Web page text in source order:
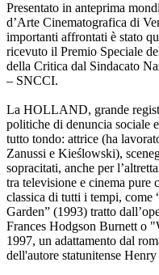
Presentato in anteprima
d’Arte Cinematografica di
importanti affrontati è stato
ricevuto il Premio Speciale
della Critica dal Sindacato
– SNCCI.
La HOLLAND, grande
politiche di denuncia sociale
tutto tondo: attrice (ha
Zanussi e Kieślowski),
sopracitati, anche per
tra televisione e cinema pure
classica di tutti i tempi, come
Garden” (1993) tratto
Frances Hodgson Burnett o
1997, un adattamento dal
dell'autore statunitense Henry